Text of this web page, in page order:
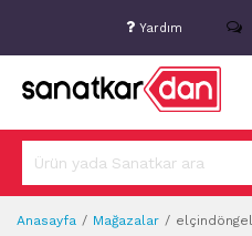
Yardım
Anasayfa Mağazalar elçindöngel